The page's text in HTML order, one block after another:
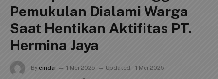
Pemukulan Dialami Warga
Saat Hentikan Aktifitas PT.
Hermina Jaya
By cindai 1 Mei 2025 Updated: 1 Mei 2025